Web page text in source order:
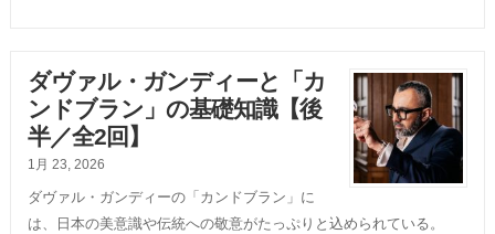
ダヴァル・ガンディーと「カ
ンドブラン」の基礎知識【後
半／全2回】
1月 23, 2026
ダヴァル・ガンディーの「カンドブラン」に
は、日本の美意識や伝統への敬意がたっぷりと込められている。